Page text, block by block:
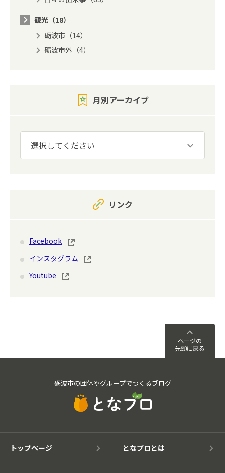
観光（18）
砺波市（14）
砺波市外（4）
月別アーカイブ
リンク
Facebook
インスタグラム
Youtube
ページの
先頭に戻る
砺波市の団体やグループでつくるブログ
トップページ となブロとは